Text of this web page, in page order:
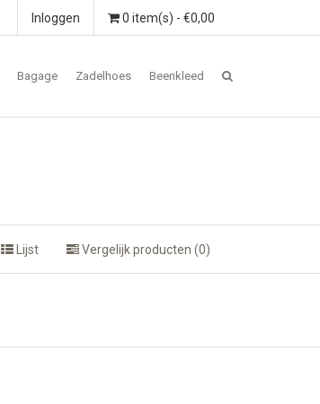
0 item(s) - €0,00
Inloggen
Bagage Zadelhoes Beenkleed
Lijst Vergelijk producten (0)